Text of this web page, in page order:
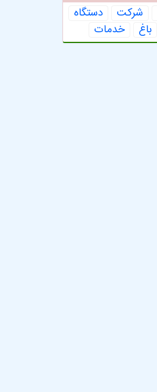
شركت
دستگاه
باغ خدمات